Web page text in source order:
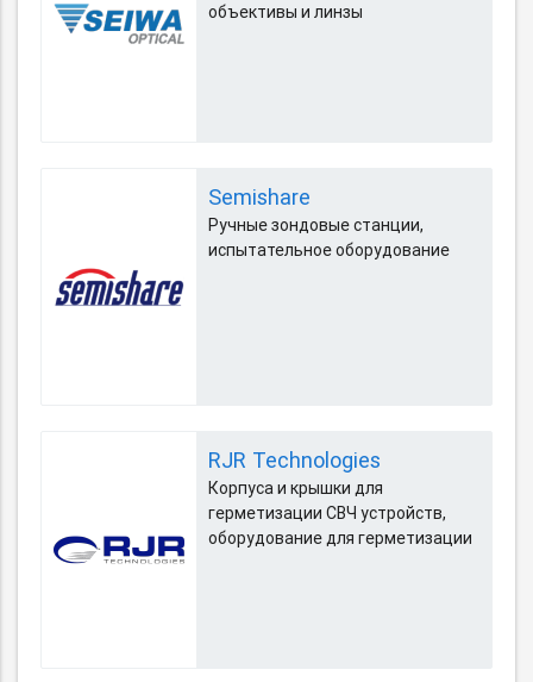
объективы и линзы
Semishare
Ручные зондовые станции,
испытательное оборудование
RJR Technologies
Корпуса и крышки для
герметизации СВЧ устройств,
оборудование для герметизации